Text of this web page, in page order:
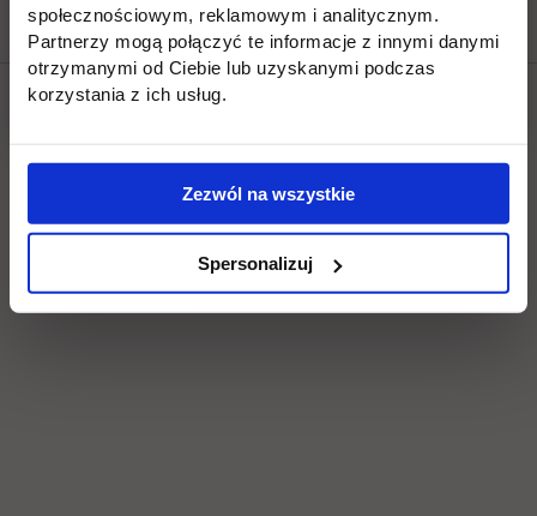
społecznościowym, reklamowym i analitycznym.
Partnerzy mogą połączyć te informacje z innymi danymi
otrzymanymi od Ciebie lub uzyskanymi podczas
korzystania z ich usług.
Zezwól na wszystkie
Spersonalizuj
Zobacz, co u nas słychać
Filter network
All